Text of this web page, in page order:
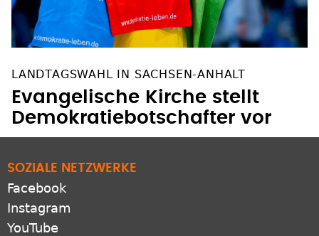
LANDTAGSWAHL IN SACHSEN-ANHALT
Evangelische Kirche stellt
Demokratiebotschafter vor
SOZIALE NETZWERKE
Facebook
Instagram
YouTube